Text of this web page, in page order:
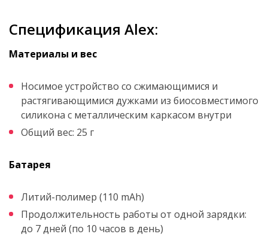
Спецификация Alex:
Материалы и вес
Носимое устройство со сжимающимися и
растягивающимися дужками из биосовместимого
силикона с металлическим каркасом внутри
Общий вес: 25 г
Батарея
Литий-полимер (110 mAh)
Продолжительность работы от одной зарядки:
до 7 дней (по 10 часов в день)